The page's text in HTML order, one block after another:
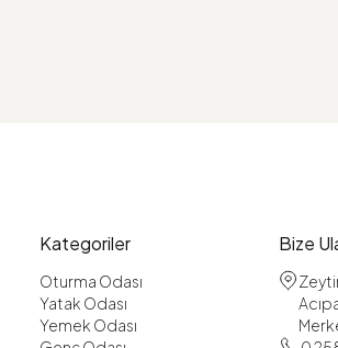
Kategoriler
Oturma Odası
Yatak Odası
Yemek Odası
Bize